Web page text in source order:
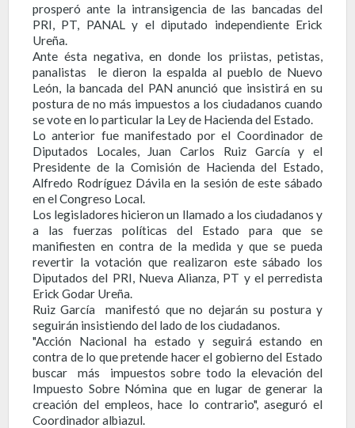
prosperó ante la intransigencia de las bancadas del
PRI, PT, PANAL y el diputado independiente Erick
Ureña.
Ante ésta negativa, en donde los priistas, petistas,
panalistas le dieron la espalda al pueblo de Nuevo
León, la bancada del PAN anunció que insistirá en su
postura de no más impuestos a los ciudadanos cuando
se vote en lo particular la Ley de Hacienda del Estado.
Lo anterior fue manifestado por el Coordinador de
Diputados Locales, Juan Carlos Ruiz García y el
Presidente de la Comisión de Hacienda del Estado,
Alfredo Rodríguez Dávila en la sesión de este sábado
en el Congreso Local.
Los legisladores hicieron un llamado a los ciudadanos y
a las fuerzas políticas del Estado para que se
manifiesten en contra de la medida y que se pueda
revertir la votación que realizaron este sábado los
Diputados del PRI, Nueva Alianza, PT y el perredista
Erick Godar Ureña.
Ruiz García manifestó que no dejarán su postura y
seguirán insistiendo del lado de los ciudadanos.
"Acción Nacional ha estado y seguirá estando en
contra de lo que pretende hacer el gobierno del Estado
buscar más impuestos sobre todo la elevación del
Impuesto Sobre Nómina que en lugar de generar la
creación del empleos, hace lo contrario", aseguró el
Coordinador albiazul.